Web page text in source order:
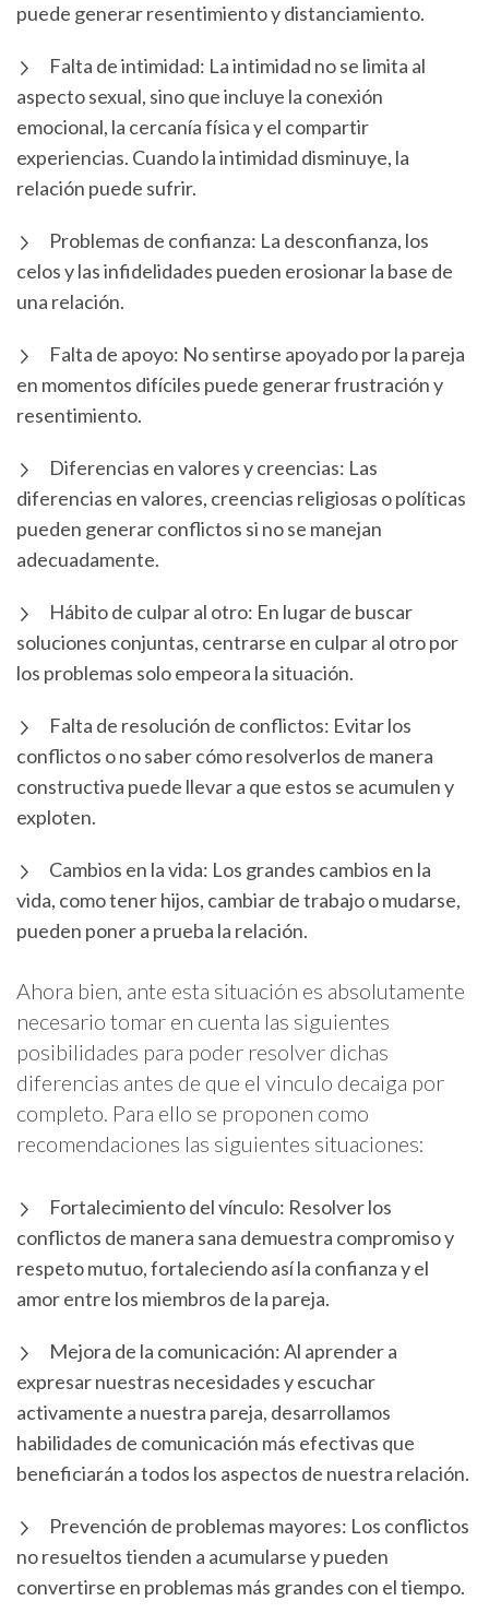
puede generar resentimiento y distanciamiento.
Falta de intimidad: La intimidad no se limita al
aspecto sexual, sino que incluye la conexión
emocional, la cercanía física y el compartir
experiencias. Cuando la intimidad disminuye, la
relación puede sufrir.
Problemas de confianza: La desconfianza, los
celos y las infidelidades pueden erosionar la base de
una relación.
Falta de apoyo: No sentirse apoyado por la pareja
en momentos difíciles puede generar frustración y
resentimiento.
Diferencias en valores y creencias: Las
diferencias en valores, creencias religiosas o políticas
pueden generar conflictos si no se manejan
adecuadamente.
Hábito de culpar al otro: En lugar de buscar
soluciones conjuntas, centrarse en culpar al otro por
los problemas solo empeora la situación.
Falta de resolución de conflictos: Evitar los
conflictos o no saber cómo resolverlos de manera
constructiva puede llevar a que estos se acumulen y
exploten.
Cambios en la vida: Los grandes cambios en la
vida, como tener hijos, cambiar de trabajo o mudarse,
pueden poner a prueba la relación.
Ahora bien, ante esta situación es absolutamente
necesario tomar en cuenta las siguientes
posibilidades para poder resolver dichas
diferencias antes de que el vinculo decaiga por
completo. Para ello se proponen como
recomendaciones las siguientes situaciones:
Fortalecimiento del vínculo: Resolver los
conflictos de manera sana demuestra compromiso y
respeto mutuo, fortaleciendo así la confianza y el
amor entre los miembros de la pareja.
Mejora de la comunicación: Al aprender a
expresar nuestras necesidades y escuchar
activamente a nuestra pareja, desarrollamos
habilidades de comunicación más efectivas que
beneficiarán a todos los aspectos de nuestra relación.
Prevención de problemas mayores: Los conflictos
no resueltos tienden a acumularse y pueden
convertirse en problemas más grandes con el tiempo.